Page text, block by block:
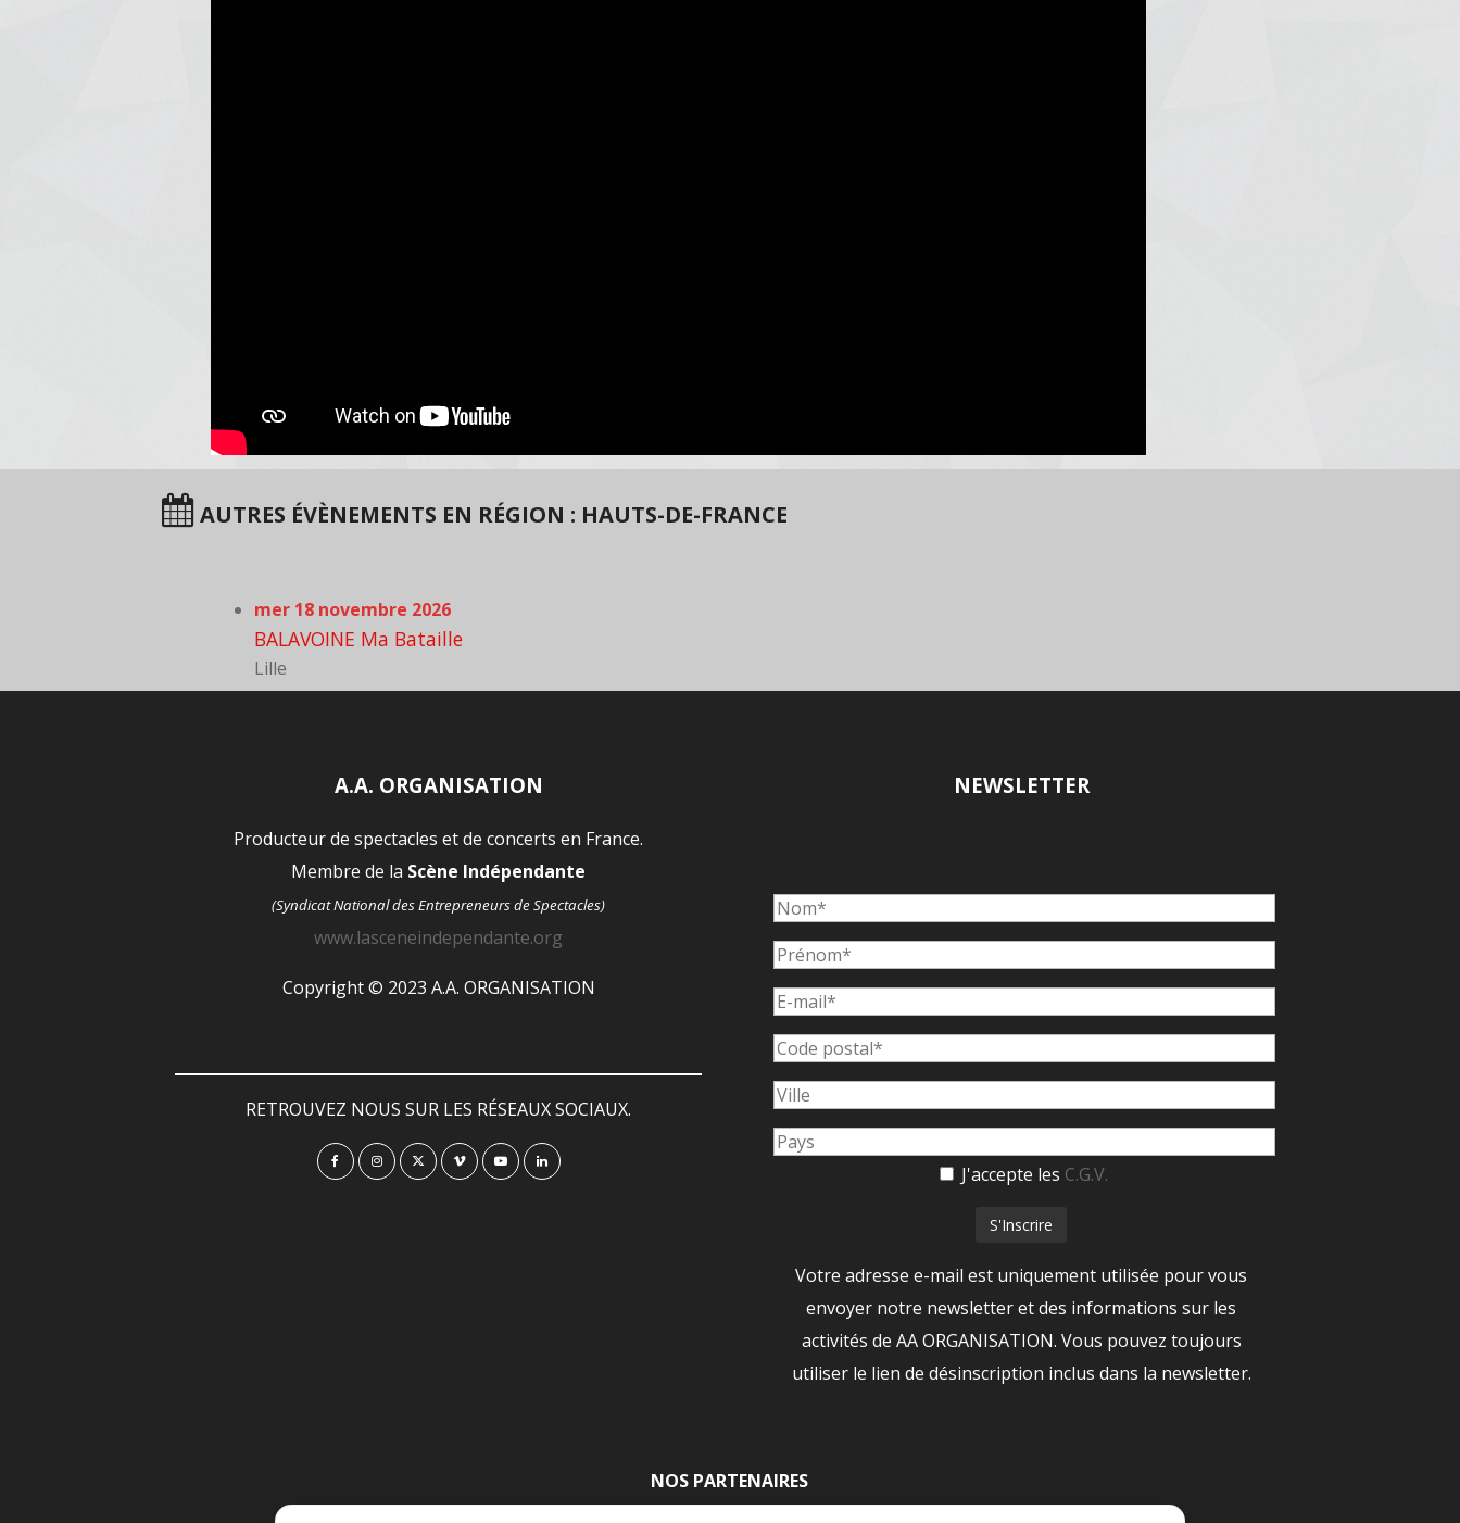
AUTRES ÉVÈNEMENTS EN RÉGION : HAUTS-DE-FRANCE
mer 18 novembre 2026
BALAVOINE Ma Bataille
Lille
A.A. ORGANISATION
Producteur de spectacles et de concerts en France.
Membre de la Scène Indépendante
(Syndicat National des Entrepreneurs de Spectacles)
www.lasceneindependante.org
Copyright © 2023 A.A. ORGANISATION
RETROUVEZ NOUS SUR LES RÉSEAUX SOCIAUX.
NEWSLETTER
J'accepte les C.G.V.
Votre adresse e-mail est uniquement utilisée pour vous
envoyer notre newsletter et des informations sur les
activités de AA ORGANISATION. Vous pouvez toujours
utiliser le lien de désinscription inclus dans la newsletter.
NOS PARTENAIRES